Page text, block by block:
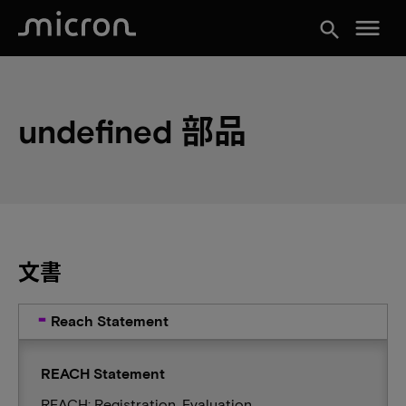
search menu
undefined 部品
文書
Reach Statement
REACH Statement